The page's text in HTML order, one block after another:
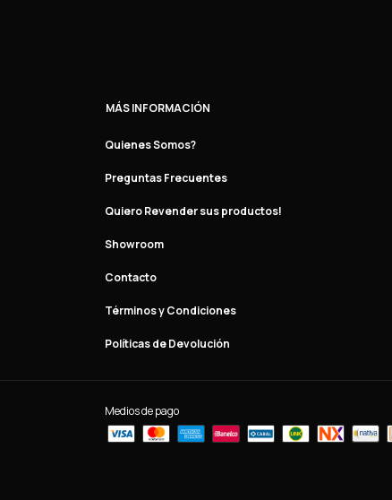
MÁS INFORMACIÓN
Quienes Somos?
Preguntas Frecuentes
Quiero Revender sus productos!
Showroom
Contacto
Términos y Condiciones
Políticas de Devolución
Medios de pago